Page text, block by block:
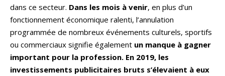
dans ce secteur. Dans les mois à venir, en plus d’un
fonctionnement économique ralenti, l’annulation
programmée de nombreux événements culturels, sportifs
ou commerciaux signifie également un manque à gagner
important pour la profession. En 2019, les
investissements publicitaires bruts s’élevaient à eux